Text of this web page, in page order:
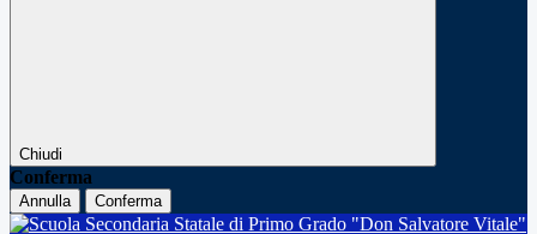
Chiudi
Conferma
Annulla Conferma